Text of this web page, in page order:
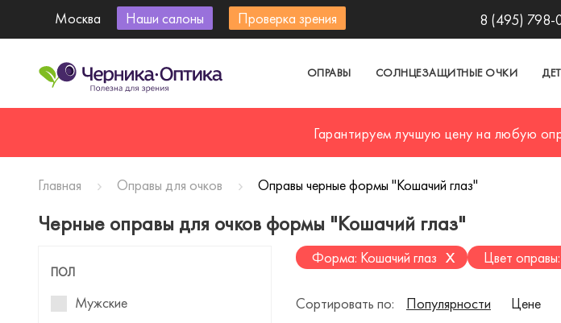
Москва Наши салоны Проверка зрения 8 (495) 798-
ОПРАВЫ СОЛНЦЕЗАЩИТНЫЕ ОЧКИ
Гарантируем лучшую цену на любую
Главная Оправы для очков Оправы черные формы "Кошачий глаз"
Черные оправы для очков формы "Кошачий глаз"
ПОЛ
Мужские
Форма: Кошачий глаз x Цвет
Сортировать по: Популярности Цене